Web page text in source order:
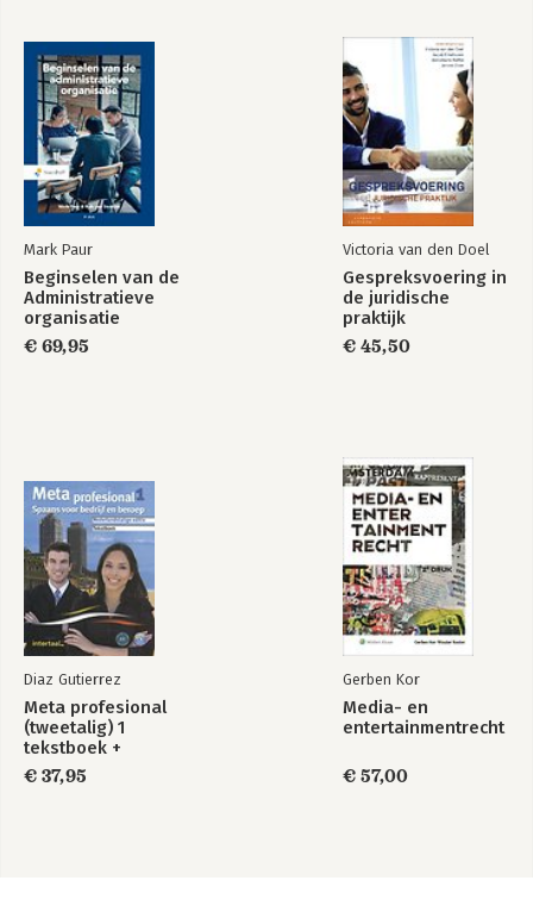
Mark Paur
Beginselen van de
Administratieve
organisatie
€ 69,95
Victoria van den Doel
Gespreksvoering in
de juridische
praktijk
€ 45,50
Diaz Gutierrez
Meta profesional
(tweetalig) 1
tekstboek +
Intertaal
augmented
€ 37,95
Gerben Kor
Media- en
entertainmentrecht
€ 57,00